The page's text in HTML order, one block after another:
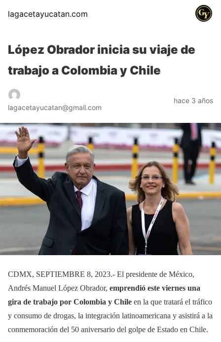
lagacetayucatan.com
López Obrador inicia su viaje de
trabajo a Colombia y Chile
lagacetayucatan@gmail.com
hace 3 años
CDMX, SEPTIEMBRE 8, 2023.- El presidente de México,
Andrés Manuel López Obrador, emprendió este viernes una
gira de trabajo por Colombia y Chile en la que tratará el tráfico
y consumo de drogas, la integración latinoamericana y asistirá a la
conmemoración del 50 aniversario del golpe de Estado en Chile.